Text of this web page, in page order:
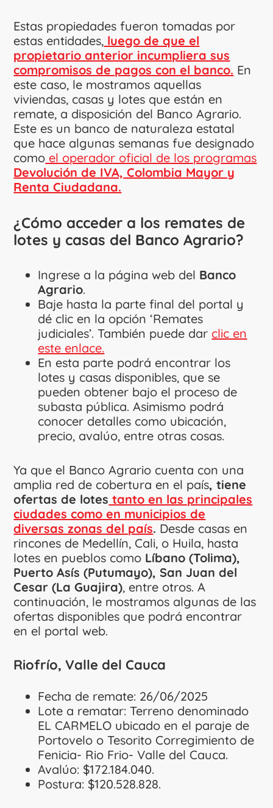
Estas propiedades fueron tomadas por
estas entidades, luego de que el
propietario anterior incumpliera sus
compromisos de pagos con el banco. En
este caso, le mostramos aquellas
viviendas, casas y lotes que están en
remate, a disposición del Banco Agrario.
Este es un banco de naturaleza estatal
que hace algunas semanas fue designado
como el operador oficial de los programas
Devolución de IVA, Colombia Mayor y
Renta Ciudadana.
¿Cómo acceder a los remates de
lotes y casas del Banco Agrario?
Ingrese a la página web del Banco
Agrario.
Baje hasta la parte final del portal y
dé clic en la opción ‘Remates
judiciales’. También puede dar clic en
este enlace.
En esta parte podrá encontrar los
lotes y casas disponibles, que se
pueden obtener bajo el proceso de
subasta pública. Asimismo podrá
conocer detalles como ubicación,
precio, avalúo, entre otras cosas.
Ya que el Banco Agrario cuenta con una
amplia red de cobertura en el país, tiene
ofertas de lotes tanto en las principales
ciudades como en municipios de
diversas zonas del país. Desde casas en
rincones de Medellín, Cali, o Huila, hasta
lotes en pueblos como Líbano (Tolima),
Puerto Asís (Putumayo), San Juan del
Cesar (La Guajira), entre otros. A
continuación, le mostramos algunas de las
ofertas disponibles que podrá encontrar
en el portal web.
Riofrío, Valle del Cauca
Fecha de remate: 26/06/2025
Lote a rematar: Terreno denominado
EL CARMELO ubicado en el paraje de
Portovelo o Tesorito Corregimiento de
Fenicia- Rio Frio- Valle del Cauca.
Avalúo: $172.184.040.
Postura: $120.528.828.